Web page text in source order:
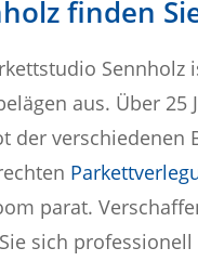
finden
aus. Über
der verschiedenen
parat.
sich